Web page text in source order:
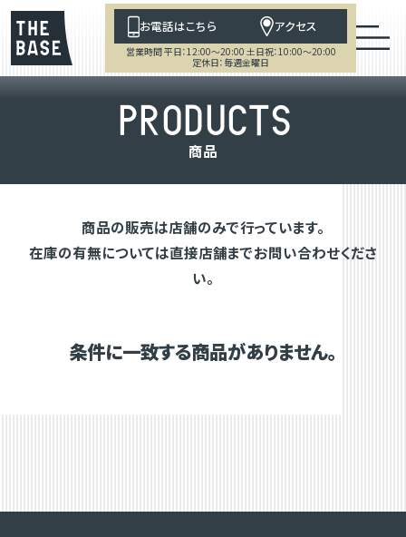
お電話はこちら アクセス
営業時間 平日：12:00～20:00 土日祝：10:00～20:00
定休日：毎週金曜日
PRODUCTS
商品
商品の販売は店舗のみで行っています。
在庫の有無については直接店舗までお問い合わせくださ
い。
条件に一致する商品がありません。